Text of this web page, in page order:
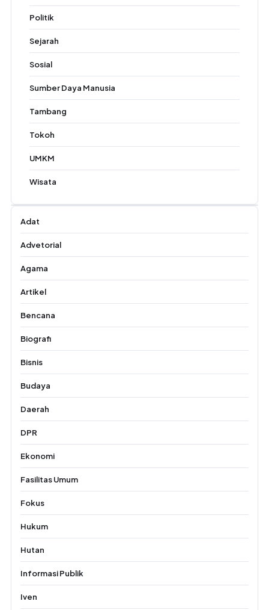
Politik
Sejarah
Sosial
Sumber Daya Manusia
Tambang
Tokoh
UMKM
Wisata
Adat
Advetorial
Agama
Artikel
Bencana
Biografi
Bisnis
Budaya
Daerah
DPR
Ekonomi
Fasilitas Umum
Fokus
Hukum
Hutan
Informasi Publik
Iven